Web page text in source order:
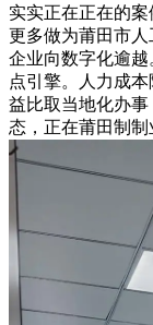
实实正在正在的
更多做为莆田市
企业向数字化逾
点引擎。人力成
益比取当地化办
态，正在莆田制制